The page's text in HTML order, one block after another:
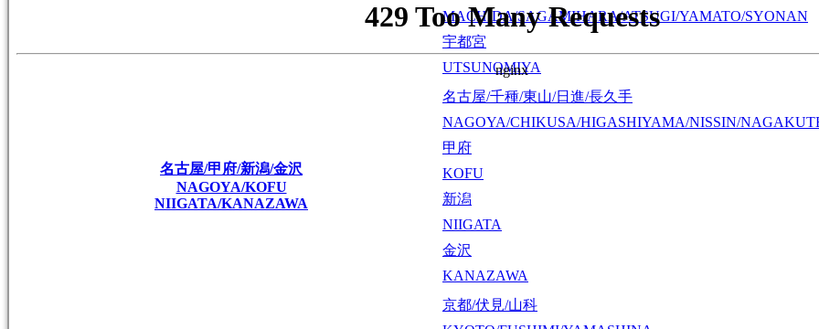
MACHIDA/SAGAMIHARA/ATSUGI/YAMATO/SYONAN
宇都宮
UTSUNOMIYA
名古屋/甲府/新潟/金沢
NAGOYA/KOFU
NIIGATA/KANAZAWA
名古屋/千種/東山/日進/長久手
NAGOYA/CHIKUSA/HIGASHIYAMA/NISSIN/
甲府
KOFU
新潟
NIIGATA
金沢
KANAZAWA
京都/伏見/山科